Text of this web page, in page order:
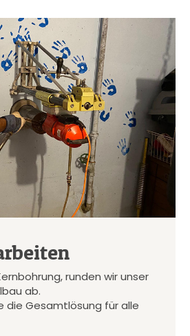
runden wir unser
ab.
die Gesamtlösung für alle